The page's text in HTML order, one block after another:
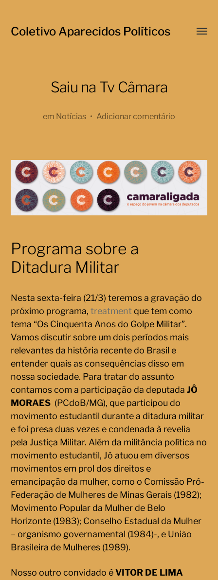
Coletivo Aparecidos Políticos
Menu
Saiu na Tv Câmara
em Notícias • Adicionar comentário
Programa sobre a
Ditadura Militar
Nesta sexta-feira (21/3) teremos a gravação do
próximo programa,treatmentque tem como
tema “Os Cinquenta Anos do Golpe Militar”.
Vamos discutir sobre um dois períodos mais
relevantes da história recente do Brasil e
entender quais as consequências disso em
nossa sociedade. Para tratar do assunto
contamos com a participação da deputadaJÔ
MORAES (PCdoB/MG), que participou do
movimento estudantil durante a ditadura militar
e foi presa duas vezes e condenada à revelia
pela Justiça Militar. Além da militância política no
movimento estudantil, Jô atuou em diversos
movimentos em prol dos direitos e
emancipação da mulher, como o Comissão Pró-
Federação de Mulheres de Minas Gerais (1982);
Movimento Popular da Mulher de Belo
Horizonte (1983); Conselho Estadual da Mulher
– organismo governamental (1984)-, e União
Brasileira de Mulheres (1989).
Nosso outro convidado éVITOR DE LIMA